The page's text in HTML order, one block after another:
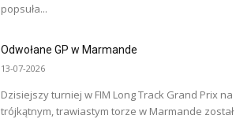
popsuła...
Odwołane GP w Marmande
13-07-2026
Dzisiejszy turniej w FIM Long Track Grand Prix na
trójkątnym, trawiastym torze w Marmande został